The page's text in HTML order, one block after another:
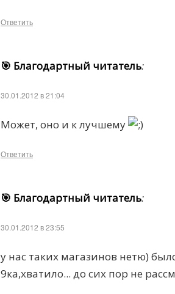
Ответить
🎯 Благодартный читатель:
30.01.2012 в 21:04
Может, оно и к лучшему
Ответить
🎯 Благодартный читатель:
30.01.2012 в 23:55
у нас таких магазинов нетю)
9ка,хватило... до сих пор не